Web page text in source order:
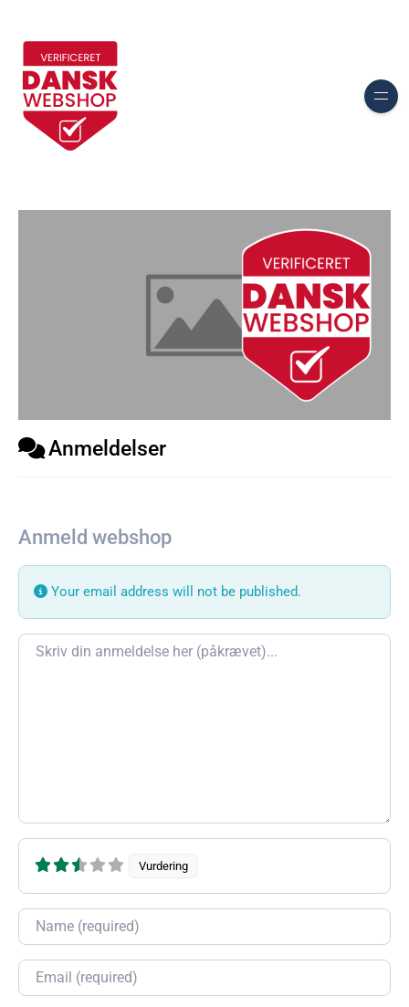
Anmeldelser
Anmeld webshop
Your email address will not be published.
Review text
Vurdering
Name
Email